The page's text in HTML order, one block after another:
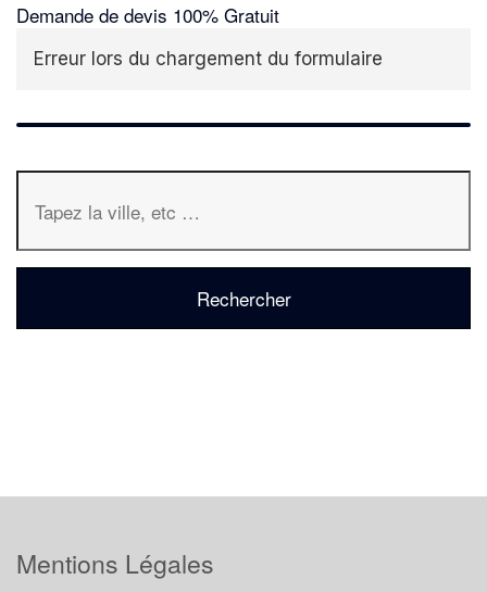
Demande de devis 100% Gratuit
Erreur lors du chargement du formulaire
Mentions Légales